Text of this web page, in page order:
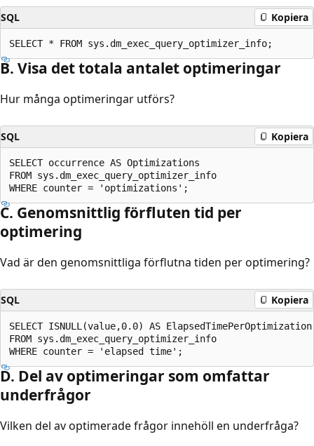
SQL Kopiera
B. Visa det totala antalet optimeringar
Hur många optimeringar utförs?
SQL Kopiera
SELECT occurrence AS Optimizations
FROM sys.dm_exec_query_optimizer_info
C. Genomsnittlig förfluten tid per
optimering
Vad är den genomsnittliga förflutna tiden per optimering?
SQL Kopiera
SELECT ISNULL(value,0.0) AS ElapsedTimePerOptimization
FROM sys.dm_exec_query_optimizer_info
D. Del av optimeringar som omfattar
underfrågor
Vilken del av optimerade frågor innehöll en underfråga?